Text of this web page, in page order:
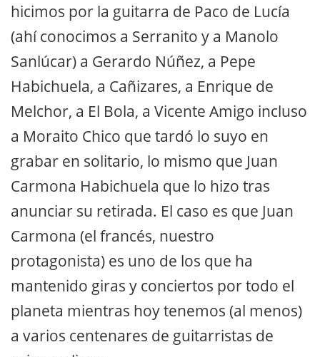
hicimos por la guitarra de Paco de Lucía
(ahí conocimos a Serranito y a Manolo
Sanlúcar) a Gerardo Núñez, a Pepe
Habichuela, a Cañizares, a Enrique de
Melchor, a El Bola, a Vicente Amigo incluso
a Moraito Chico que tardó lo suyo en
grabar en solitario, lo mismo que Juan
Carmona Habichuela que lo hizo tras
anunciar su retirada. El caso es que Juan
Carmona (el francés, nuestro
protagonista) es uno de los que ha
mantenido giras y conciertos por todo el
planeta mientras hoy tenemos (al menos)
a varios centenares de guitarristas de